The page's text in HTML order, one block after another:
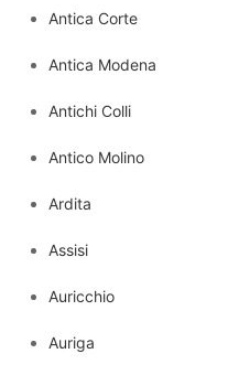
Antica Corte
Antica Modena
Antichi Colli
Antico Molino
Ardita
Assisi
Auricchio
Auriga